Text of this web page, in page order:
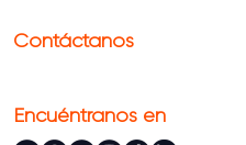
Contáctanos
Encuéntranos en